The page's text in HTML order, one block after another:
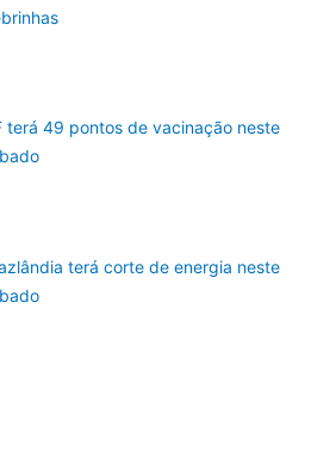
terá 49 pontos de vacinação neste
terá corte de energia neste